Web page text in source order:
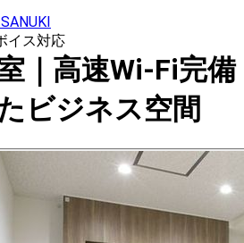
イス対応
｜高速Wi-Fi完備
ビジネス空間